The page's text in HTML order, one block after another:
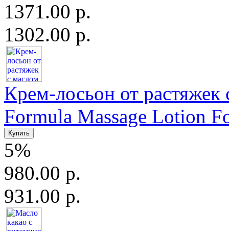
1371.00 р.
1302.00 р.
Крем-лосьон от
Formula Massage Lotion
5%
980.00 р.
931.00 р.